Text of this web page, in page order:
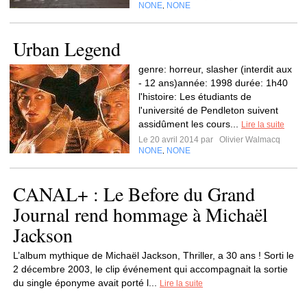
NONE NONE
Urban Legend
genre: horreur, slasher (interdit aux
- 12 ans)année: 1998 durée: 1h40
l'histoire: Les étudiants de
l'université de Pendleton suivent
assidûment les cours...
Lire la suite
Le 20 avril 2014 par
Olivier Walmacq
NONE NONE
CANAL+ : Le Before du Grand
Journal rend hommage à Michaël
Jackson
L’album mythique de Michaël Jackson, Thriller, a 30 ans ! Sorti le
2 décembre 2003, le clip événement qui accompagnait la sortie
du single éponyme avait porté l...
Lire la suite